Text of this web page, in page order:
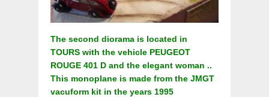
The second diorama is located in
TOURS with the vehicle PEUGEOT
ROUGE 401 D and the elegant woman ..
This monoplane is made from the JMGT
vacuform kit in the years 1995